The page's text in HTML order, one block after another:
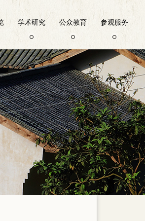
学术研究 公众教育 参观服务